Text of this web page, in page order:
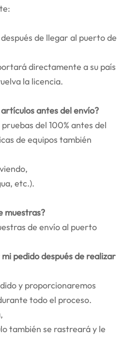
de llegar al puerto de
directamente a su país
la licencia.
antes del envío?
del 100% antes del
de equipos también
etc.).
muestras?
de envío al puerto
pedido después de realizar
y proporcionaremos
todo el proceso.
también se rastreará y le